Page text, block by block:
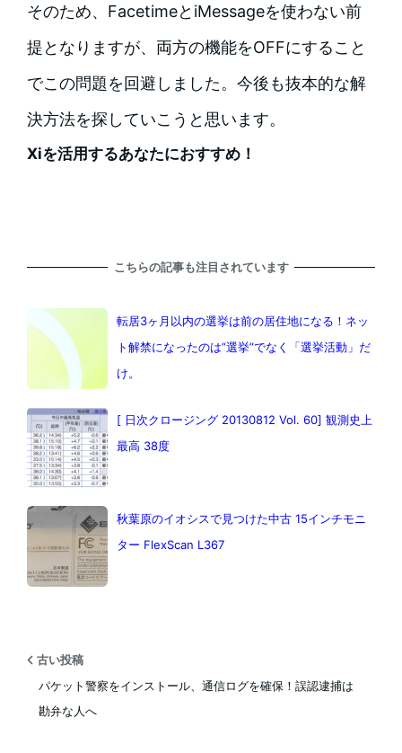
そのため、FacetimeとiMessageを使わない前
提となりますが、両方の機能をOFFにすること
でこの問題を回避しました。今後も抜本的な解
決方法を探していこうと思います。
Xiを活用するあなたにおすすめ！
こちらの記事も注目されています
転居3ヶ月以内の選挙は前の居住地になる！ネッ
ト解禁になったのは”選挙”でなく「選挙活動」だ
け。
[ 日次クロージング 20130812 Vol. 60] 観測史上
最高 38度
秋葉原のイオシスで見つけた中古 15インチモニ
ター FlexScan L367
古い投稿
パケット警察をインストール、通信ログを確保！誤認逮捕は
勘弁な人へ